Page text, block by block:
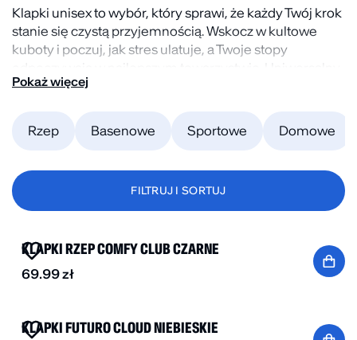
Klapki unisex to wybór, który sprawi, że każdy Twój krok
stanie się czystą przyjemnością. Wskocz w kultowe
kuboty i poczuj, jak stres ulatuje, a Twoje stopy
styl sprawia, że pasują do każdego outfitu, dodając mu
którzy wiedzą, że swoboda jest najważniejsza.
Pokaż więcej
Rzep Basenowe Sportowe Domowe
FILTRUJ I SORTUJ
NOWOŚĆ BESTSELLER
KLAPKI RZEP COMFY CLUB CZARNE
69.99zł
KLAPKI FUTURO CLOUD NIEBIESKIE